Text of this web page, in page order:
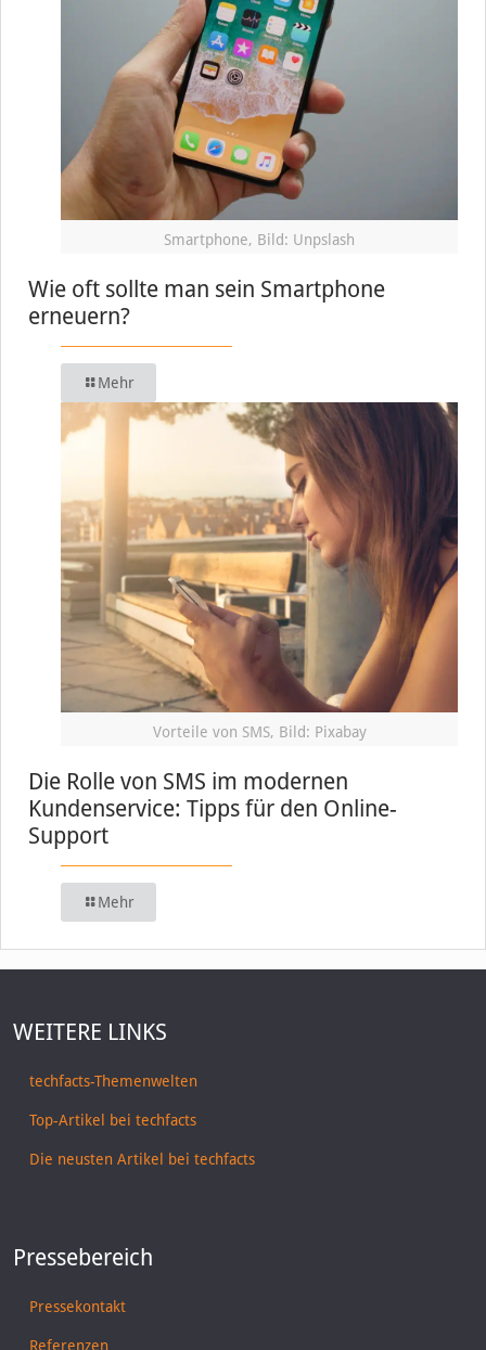
Smartphone, Bild: Unpslash
Wie oft sollte man sein Smartphone
erneuern?
Mehr
Vorteile von SMS, Bild: Pixabay
Die Rolle von SMS im modernen
Kundenservice: Tipps für den Online-
Support
Mehr
WEITERE LINKS
techfacts-Themenwelten
Top-Artikel bei techfacts
Die neusten Artikel bei techfacts
Pressebereich
Pressekontakt
Referenzen